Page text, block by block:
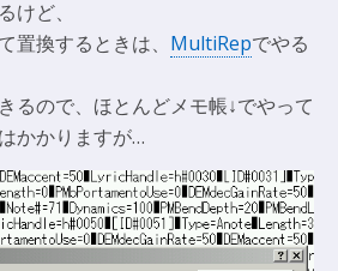
けど、
置換するときは、 MultiRepでやる
るので、ほとんどメモ帳↓でやって
かかりますが…